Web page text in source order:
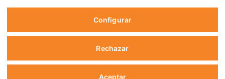
Configurar
Rechazar
Aceptar
Aviso Legal
Política de Privacidad y Cookies